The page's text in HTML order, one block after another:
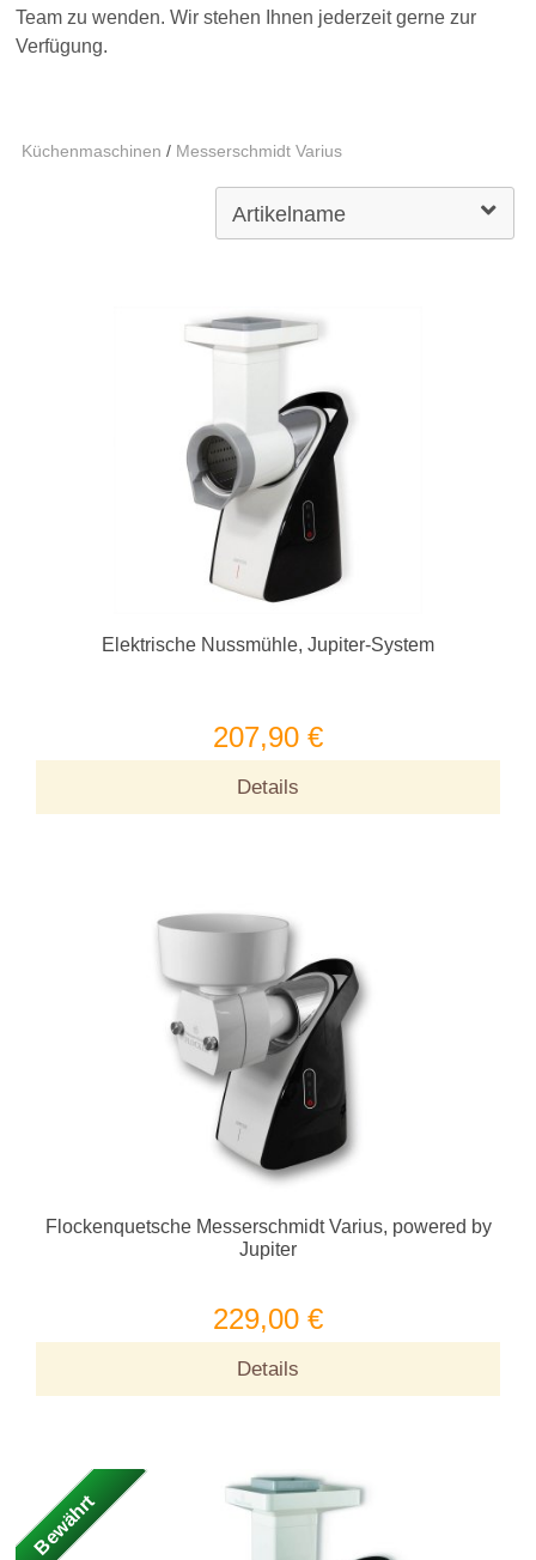
Team zu wenden. Wir stehen Ihnen jederzeit gerne zur
Verfügung.
Küchenmaschinen / Messerschmidt Varius
Elektrische Nussmühle, Jupiter-System
207,90 €
Details
Flockenquetsche Messerschmidt Varius, powered by
Jupiter
229,00 €
Details
Bewährt